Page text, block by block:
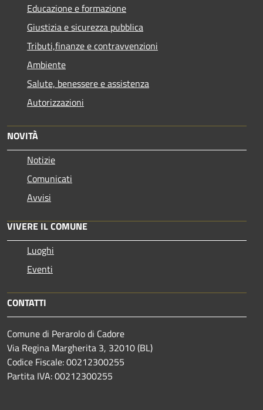
Educazione e formazione
Giustizia e sicurezza pubblica
Tributi,finanze e contravvenzioni
Ambiente
Salute, benessere e assistenza
Autorizzazioni
NOVITÀ
Notizie
Comunicati
Avvisi
VIVERE IL COMUNE
Luoghi
Eventi
CONTATTI
Comune di Perarolo di Cadore
Via Regina Margherita 3, 32010 (BL)
Codice Fiscale: 00212300255
Partita IVA: 00212300255